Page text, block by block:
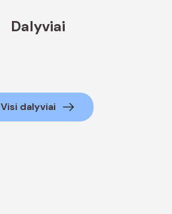
Dalyviai
Visi dalyviai